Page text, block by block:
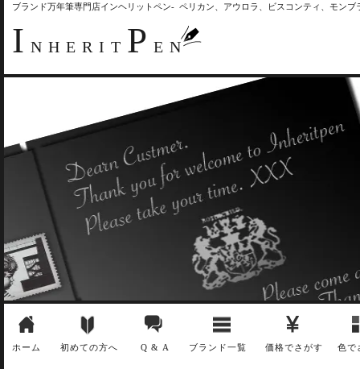
ブランド万年筆専門店インヘリットペン- ペリカン、アウロラ、ビスコンティ、モン
I NHERIT P EN
ホーム 初めての方へ Q & A ブランド一覧 価格でさがす 色で